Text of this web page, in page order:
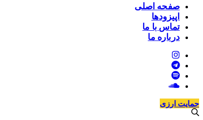
صفحه اصلی
اپیزودها
تماس با ما
درباره ما
حمایت ارزی